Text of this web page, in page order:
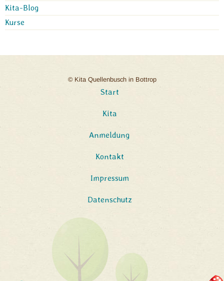
Kita-Blog
Kurse
© Kita Quellenbusch in Bottrop
Start
Kita
Anmeldung
Kontakt
Impressum
Datenschutz